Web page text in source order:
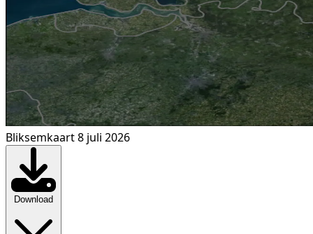
Bliksemkaart 8 juli 2026
Download